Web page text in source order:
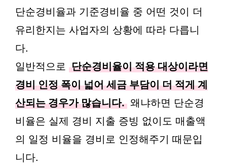
단순경비율과 기준경비율 중 어떤 것이 더
유리한지는 사업자의 상황에 따라 다릅니
다.
일반적으로 단순경비율이 적용 대상이라면
경비 인정 폭이 넓어 세금 부담이 더 적게 계
산되는 경우가 많습니다. 왜냐하면 단순경
비율은 실제 경비 지출 증빙 없이도 매출액
의 일정 비율을 경비로 인정해주기 때문입
니다.